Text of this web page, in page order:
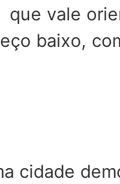
vale
baixo,
cidade